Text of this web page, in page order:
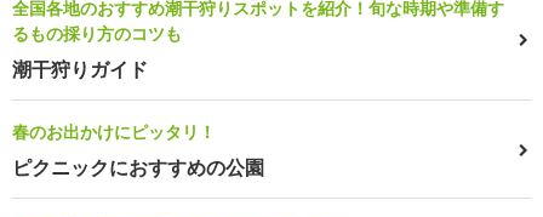
全国各地のおすすめ潮干狩りスポットを紹介！旬な時期や準備す
るもの採り方のコツも
潮干狩りガイド
春のお出かけにピッタリ！
ピクニックにおすすめの公園